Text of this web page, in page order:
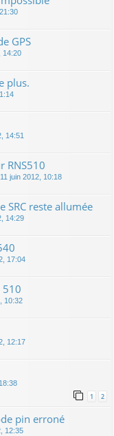
GPS
14:20
plus.
14:51
RNS510
11 juin 2012, 10:18
SRC reste allumée
14:29
17:04
510
10:32
12:17
1 2
pin erroné
12:35